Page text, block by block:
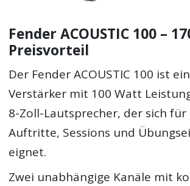
Fender ACOUSTIC 100 –
Preisvorteil
Der Fender ACOUSTIC 100 ist
Verstärker mit 100 Watt
8-Zoll-Lautsprecher, der sich für
Auftritte, Sessions und
eignet.
Zwei unabhängige Kanäle mit